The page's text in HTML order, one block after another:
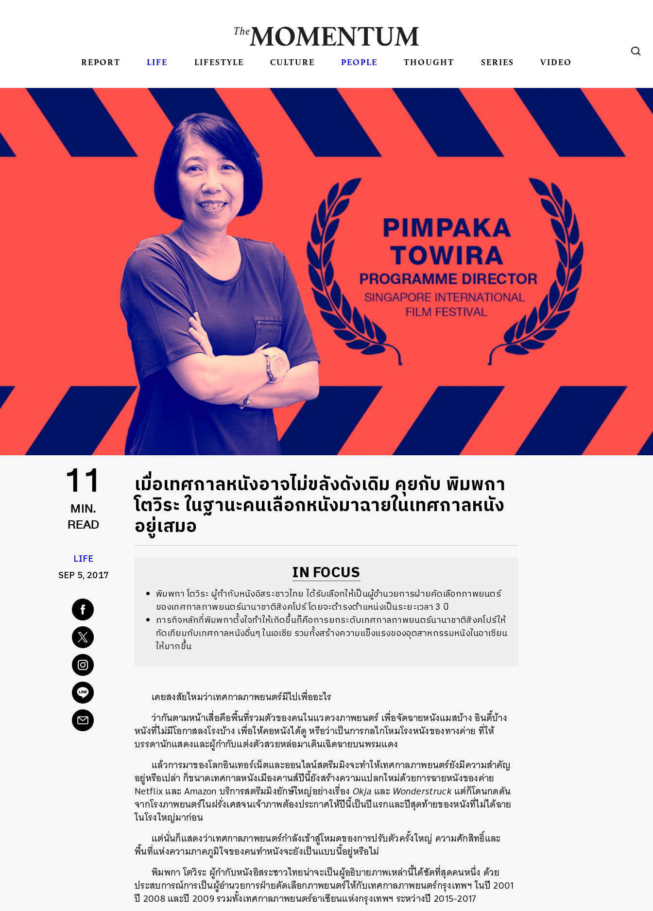
REPORT LIFE LIFESTYLE CULTURE PEOPLE THOUGHT SERIES VIDEO
11
MIN.
READ
LIFE
SEP 5, 2017
​เมื่อเทศกาลหนังอาจไม่ขลังดังเดิม คุยกับ พิมพกา
โตวิระ ในฐานะคนเลือกหนังมาฉายในเทศกาลหนัง
อยู่เสมอ
IN FOCUS
พิมพกา โตวิระ ผู้กำกับหนังอิสระชาวไทย ได้รับเลือกให้เป็นผู้อำนวยการฝ่ายคัดเลือกภาพยนตร์
ของเทศกาลภาพยนตร์นานาชาติสิงคโปร์ โดยจะดำรงตำแหน่งเป็นระยะเวลา 3 ปี
ภารกิจหลักที่พิมพกาตั้งใจทำให้เกิดขึ้นก็คือการยกระดับเทศกาลภาพยนตร์นานาชาติสิงคโปร์ให้
ทัดเทียมกับเทศกาลหนังอื่นๆ ในเอเชีย รวมทั้งสร้างความแข็งแรงของอุตสาหกรรมหนังในอาเซียน
ให้มากขึ้น
เคยสงสัยไหมว่าเทศกาลภาพยนตร์มีไปเพื่ออะไร
ว่ากันตามหน้าเสื่อคือพื้นที่รวมตัวของคนในแวดวงภาพยนตร์ เพื่อจัดฉายหนังแมสบ้าง อินดี้บ้าง
หนังที่ไม่มีโอกาสลงโรงบ้าง เพื่อให้คอหนังได้ดู หรือว่าเป็นการกลไกโหมโรงหนังของทางค่าย ที่ให้
บรรดานักแสดงและผู้กำกับแต่งตัวสวยหล่อมาเดินเฉิดฉายบนพรมแดง
แล้วการมาของโลกอินเทอร์เน็ตและออนไลน์สตรีมมิงจะทำให้เทศกาลภาพยนตร์ยังมีความสำคัญ
อยู่หรือเปล่า ก็ขนาดเทศกาลหนังเมืองคานส์ปีนี้ยังสร้างความแปลกใหม่ด้วยการฉายหนังของค่าย
Netflix และ Amazon บริการสตรีมมิงยักษ์ใหญ่อย่างเรื่อง Okja และ Wonderstruckแต่ก็โดนกดดัน
จากโรงภาพยนตร์ในฝรั่งเศสจนเจ้าภาพต้องประกาศให้ปีนี้เป็นปีแรกและปีสุดท้ายของหนังที่ไม่ได้ฉาย
ในโรงใหญ่มาก่อน
แต่นั่นก็แสดงว่าเทศกาลภาพยนตร์กำลังเข้าสู่โหมดของการปรับตัวครั้งใหญ่ ความศักสิทธิ์และ
พื้นที่แห่งความภาคภูมิใจของคนทำหนังจะยังเป็นแบบนี้อยู่หรือไม่
พิมพกา โตวิระ ผู้กำกับหนังอิสระชาวไทยน่าจะเป็นผู้อธิบายภาพเหล่านี้ได้ชัดที่สุดคนหนึ่ง ด้วย
ประสบการณ์การเป็นผู้อำนวยการฝ่ายคัดเลือกภาพยนตร์ให้กับเทศกาลภาพยนตร์กรุงเทพฯ ในปี 2001
ปี 2008 และปี 2009 รวมทั้งเทศกาลภาพยนตร์อาเซียนแห่งกรุงเทพฯ ระหว่างปี 2015-2017